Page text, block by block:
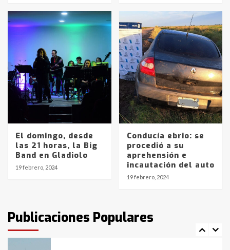
El domingo, desde
las 21 horas, la Big
Band en Gladiolo
19 febrero, 2024
Conducía ebrio: se
procedió a su
aprehensión e
incautación del auto
19 febrero, 2024
Publicaciones Populares
Accidente en Ruta 5: falleció un
joven de Trenque Lauquen
Los precios de los combustibles en
La Pampa, desde YPF hasta Axion
entre 857 a 1338 pesos
6
La Bolsa de Cereales de Bahía
Blanca anticipa que Agosto vendrá
con lluvias y heladas, en gran parte
fueron detenidos por
comercialización de drogas en la
tarde del sábado